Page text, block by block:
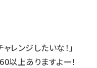
レンジしたいな！」
以上ありますよー！